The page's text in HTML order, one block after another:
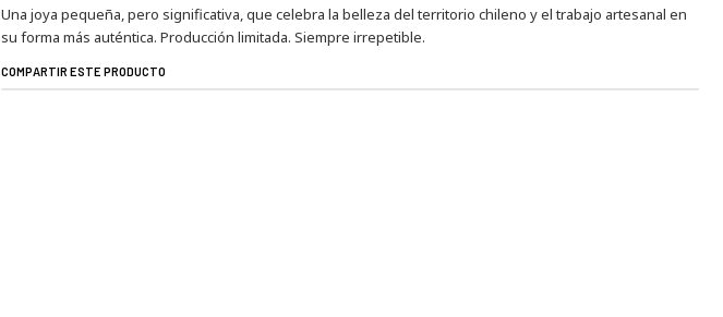
Una joya pequeña, pero significativa, que celebra la belleza del territorio chileno y el trabajo artesanal en
su forma más auténtica. Producción limitada. Siempre irrepetible.
COMPARTIR ESTE PRODUCTO